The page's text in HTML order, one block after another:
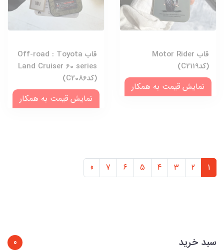
قاب Motor Rider
(کدC2119)
نمایش قیمت به همکار
قاب Off-road : Toyota
Land Cruiser 60 series
(کدC2086)
نمایش قیمت به همکار
1
2
3
4
5
6
7
»
سبد خرید
0